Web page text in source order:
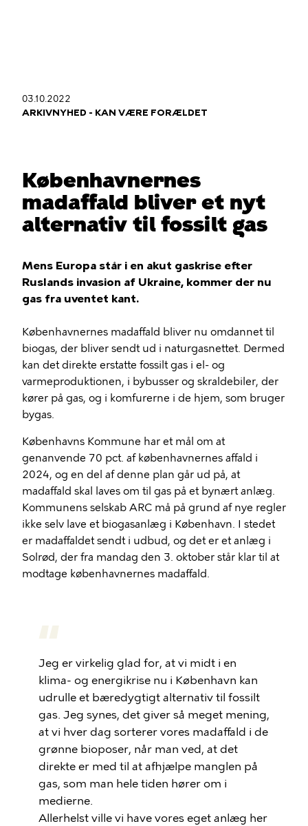
Du
03.10.2022
ARKIVNYHED - KAN VÆRE FORÆLDET
Københavnernes
madaffald bliver et nyt
alternativ til fossilt gas
Mens Europa står i en akut gaskrise efter
Ruslands invasion af Ukraine, kommer der nu
gas fra uventet kant.
Københavnernes madaffald bliver nu omdannet til
biogas, der bliver sendt ud i naturgasnettet. Dermed
kan det direkte erstatte fossilt gas i el- og
varmeproduktionen, i bybusser og skraldebiler, der
kører på gas, og i komfurerne i de hjem, som bruger
bygas.
Københavns Kommune har et mål om at
genanvende 70 pct. af københavnernes affald i
2024, og en del af denne plan går ud på, at
madaffald skal laves om til gas på et bynært anlæg.
Kommunens selskab ARC må på grund af nye regler
ikke selv lave et biogasanlæg i København. I stedet
er madaffaldet sendt i udbud, og det er et anlæg i
Solrød, der fra mandag den 3. oktober står klar til at
modtage københavnernes madaffald.
Jeg er virkelig glad for, at vi midt i en
klima- og energikrise nu i København kan
udrulle et bæredygtigt alternativ til fossilt
gas. Jeg synes, det giver så meget mening,
at vi hver dag sorterer vores madaffald i de
grønne bioposer, når man ved, at det
direkte er med til at afhjælpe manglen på
gas, som man hele tiden hører om i
medierne.
Allerhelst ville vi have vores eget anlæg her